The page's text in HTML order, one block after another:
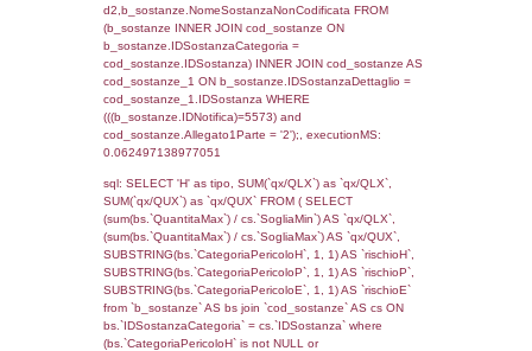
f_territori_limitrofi.Denominazione,
rofi.DescAltro FROM f_territori_limitrofi
cod_territori_tipologia ON
(f_territori_limitrofi.IDTipologiaTerritorio =
cod_territori_tipologia.IDTipologiaTerritorio)
(f_territori_limitrofi.IDTipoTerritorio =
cod_territori_tipologia.IDTerritorioTP)
(((f_territori_limitrofi.IDNotifica)=5573) AND
((f_territori_limitrofi.IDTipoTerritorio)=6)),
0.070258140563965
sql: SELECT f_territori_limitrofi.Distanza,